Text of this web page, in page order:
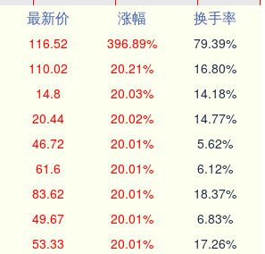
最新价 涨幅
换手率
116.52 396.89% 79.39%
110.02 20.21% 16.80%
14.8 20.03% 14.18%
20.44 20.02% 14.77%
46.72 20.01% 5.62%
61.6 20.01% 6.12%
83.62 20.01% 18.37%
49.67 20.01% 6.83%
53.33 20.01% 17.26%